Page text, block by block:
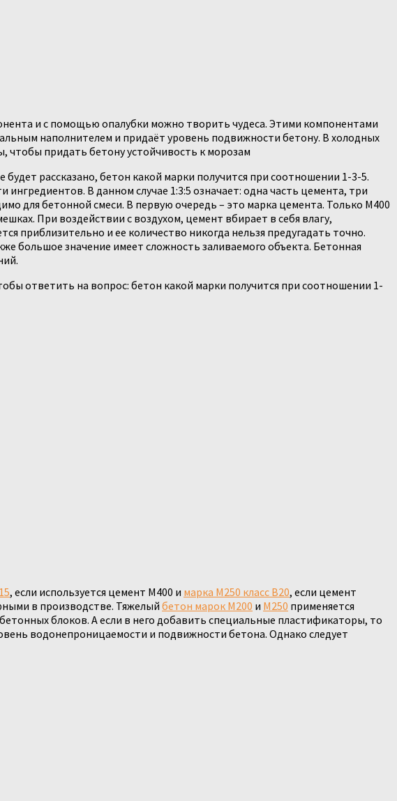
и с помощью опалубки можно творить чудеса. Этими компонентами
наполнителем и придаёт уровень подвижности бетону. В холодных
чтобы придать бетону устойчивость к морозам
рассказано, бетон какой марки получится при соотношении 1-3-5.
В данном случае 1:3:5 означает: одна часть цемента, три
для бетонной смеси. В первую очередь – это марка цемента. Только М400
При воздействии с воздухом, цемент вбирает в себя влагу,
приблизительно и ее количество никогда нельзя предугадать точно.
большое значение имеет сложность заливаемого объекта. Бетонная
ответить на вопрос: бетон какой марки получится при соотношении 1-
, если используется цемент М400 и марка М250 класс В20, если цемент
в производстве. Тяжелый бетон марок М200 и М250 применяется
блоков. А если в него добавить специальные пластификаторы, то
водонепроницаемости и подвижности бетона. Однако следует